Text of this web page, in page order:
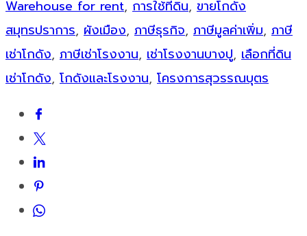
Warehouse for rent, การใช้ที่ดิน, ขายโกดัง
สมุทรปราการ, ผังเมือง, ภาษีธุรกิจ, ภาษีมูลค่าเพิ่ม, ภาษี
เช่าโกดัง, ภาษีเช่าโรงงาน, เช่าโรงงานบางปู, เลือกที่ดิน
เช่าโกดัง, โกดังและโรงงาน, โครงการสุวรรณบุตร